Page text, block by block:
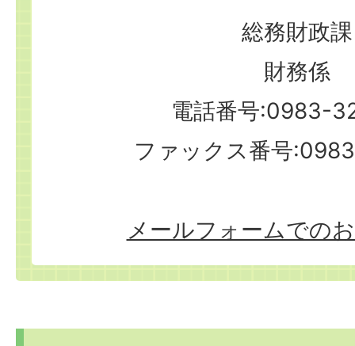
総務財政課
財務係
電話番号:0983-
ファックス番号
メールフォームでの